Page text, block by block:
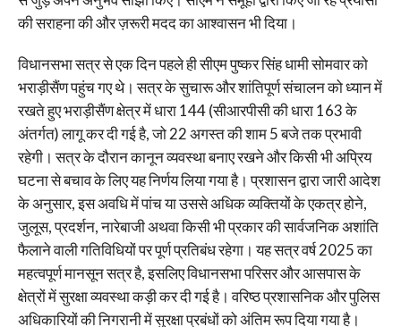
की सराहना की और ज़रूरी मदद का आश्वासन भी दिया।
विधानसभा सत्र से एक दिन पहले ही सीएम पुष्कर सिंह धामी सोमवार को
भराड़ीसैंण पहुंच गए थे। सत्र के सुचारू और शांतिपूर्ण संचालन को ध्यान में
रखते हुए भराड़ीसैंण क्षेत्र में धारा 144 (सीआरपीसी की धारा 163 के
अंतर्गत) लागू कर दी गई है, जो 22 अगस्त की शाम 5 बजे तक प्रभावी
रहेगी। सत्र के दौरान कानून व्यवस्था बनाए रखने और किसी भी अप्रिय
घटना से बचाव के लिए यह निर्णय लिया गया है। प्रशासन द्वारा जारी आदेश
के अनुसार, इस अवधि में पांच या उससे अधिक व्यक्तियों के एकत्र होने,
जुलूस, प्रदर्शन, नारेबाजी अथवा किसी भी प्रकार की सार्वजनिक अशांति
फैलाने वाली गतिविधियों पर पूर्ण प्रतिबंध रहेगा। यह सत्र वर्ष 2025 का
महत्वपूर्ण मानसून सत्र है, इसलिए विधानसभा परिसर और आसपास के
क्षेत्रों में सुरक्षा व्यवस्था कड़ी कर दी गई है। वरिष्ठ प्रशासनिक और पुलिस
अधिकारियों की निगरानी में सुरक्षा प्रबंधों को अंतिम रूप दिया गया है।